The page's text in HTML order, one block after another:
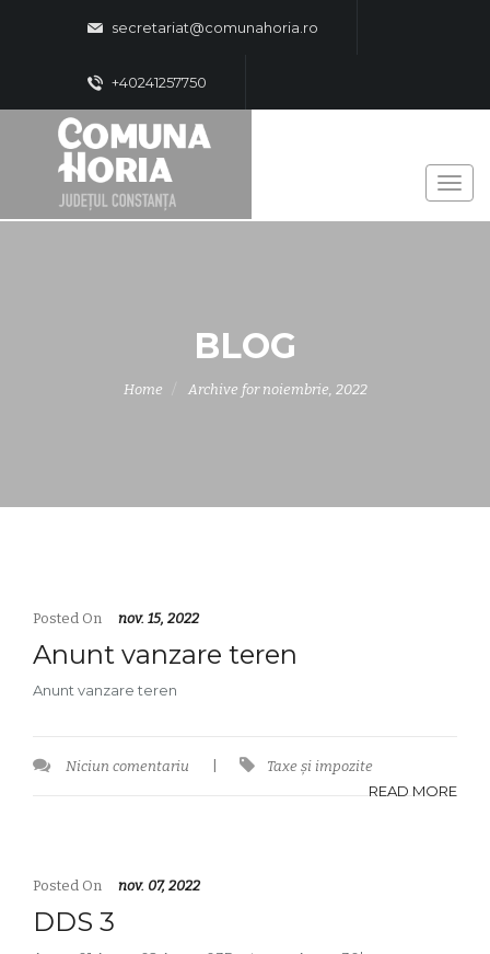
secretariat@comunahoria.ro
+40241257750
BLOG
Home Archive for noiembrie, 2022
Posted On nov. 15, 2022
Anunt vanzare teren
Anunt vanzare teren
Niciun comentariu Taxe și impozite
READ MORE
Posted On nov. 07, 2022
DDS 3